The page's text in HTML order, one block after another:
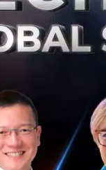
นึ่งของทีมงานที่เข้ารับก
5 วัน พนักงาน
ดื่มน้ำเปล่าวันละ